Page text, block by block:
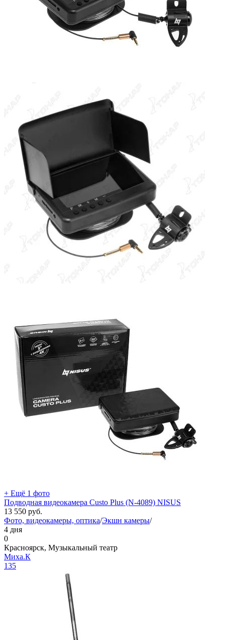
+ Ещё 1 фото
Подводная видеокамера Custo Plus (N-4089) NISUS
13 550 руб.
Фото, видеокамеры, оптика/Экшн камеры/
4 дня
0
Красноярск, Музыкальный театр
Миха.К
135